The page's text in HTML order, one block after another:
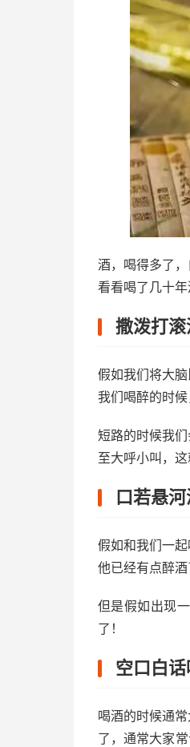
酒，喝得多了
看看喝了几十年
撒泼打
假如我们将大
我们喝醉的时
短路的时候我
至大呼小叫，
口若悬
假如和我们一
他已经有点醉酒
但是假如出现
了！
空口白
喝酒的时候通
了，通常大家